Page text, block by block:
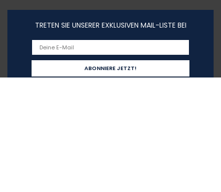
TRETEN SIE UNSERER EXKLUSIVEN MAIL-LISTE BEI